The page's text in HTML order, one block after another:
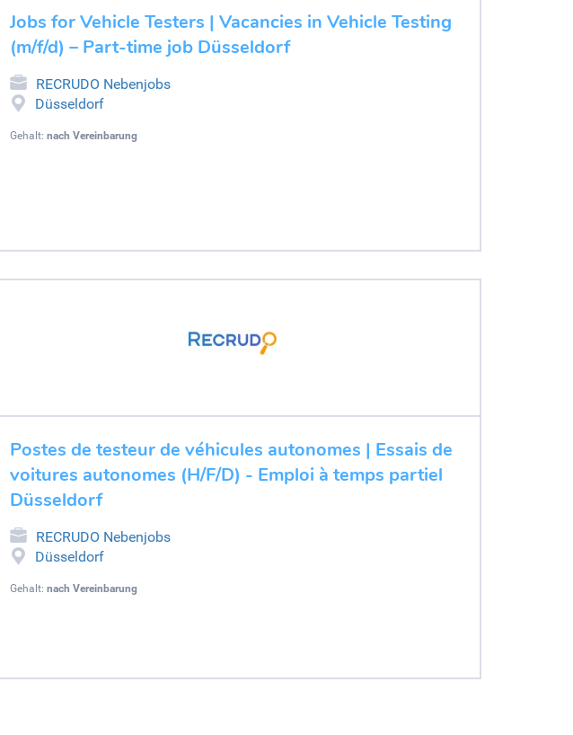
Jobs for Vehicle Testers | Vacancies in Vehicle Testing
(m/f/d) – Part-time job Düsseldorf
RECRUDO Nebenjobs
Düsseldorf
Gehalt: nach Vereinbarung
Postes de testeur de véhicules autonomes | Essais de
voitures autonomes (H/F/D) - Emploi à temps partiel
Düsseldorf
RECRUDO Nebenjobs
Düsseldorf
Gehalt: nach Vereinbarung